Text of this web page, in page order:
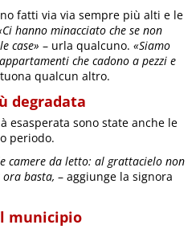
fatti via via sempre più alti e le
hanno minacciato che se non
case» – urla qualcuno.«Siamo
che cadono a pezzi e
qualcun altro.
degradata
esasperata sono state anche le
periodo.
camere da letto: al grattacielo non
basta, – aggiunge la signora
municipio